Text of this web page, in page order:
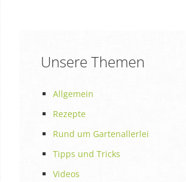
Unsere Themen
Allgemein
Rezepte
Rund um Gartenallerlei
Tipps und Tricks
Videos